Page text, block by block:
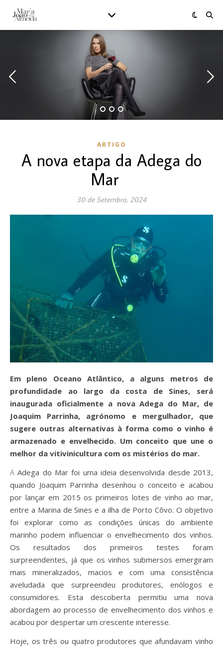
ARTIGO
A nova etapa da Adega do
Mar
30 de Setembro, 2024
Em pleno Oceano Atlântico, a alguns metros de
profundidade ao largo da costa de Sines, será
inaugurada oficialmente a nova Adega do Mar, de
Joaquim Parrinha, agrónomo e mergulhador, que
sugere outras alternativas à forma como o vinho é
armazenado e envelhecido. Um conceito que une o
melhor da vitivinicultura com os mistérios do mar.
A Adega do Mar foi uma ideia desenvolvida desde 2013,
quando Joaquim Parrinha desenhou o conceito e acabou
por lançar em 2015 os primeiros lotes de vinho ao mar,
entre a Marina de Sines e a ilha de Porto Côvo. O objetivo
foi explorar como as condições únicas do ambiente
marinho podem influenciar o envelhecimento dos vinhos.
Os resultados dos primeiros testes foram
surpreendentes, já que os vinhos submersos emergiram
mais mineralizados, macios e com uma consistência
aveludada que surpreendeu produtores, enólogos e
consumidores. Esta descoberta permitiu uma nova
abordagem ao processo de envelhecimento dos vinhos e
acabou por despertar um crescente interesse.
Hoje, os três ou quatro produtores que afundavam vinho